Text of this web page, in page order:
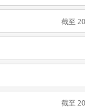
截至
截至